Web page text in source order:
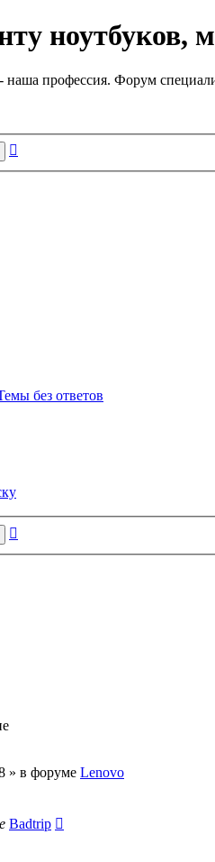
ноутбуков,
наша профессия. Форум
без ответов
» в форуме Lenovo
Badtrip